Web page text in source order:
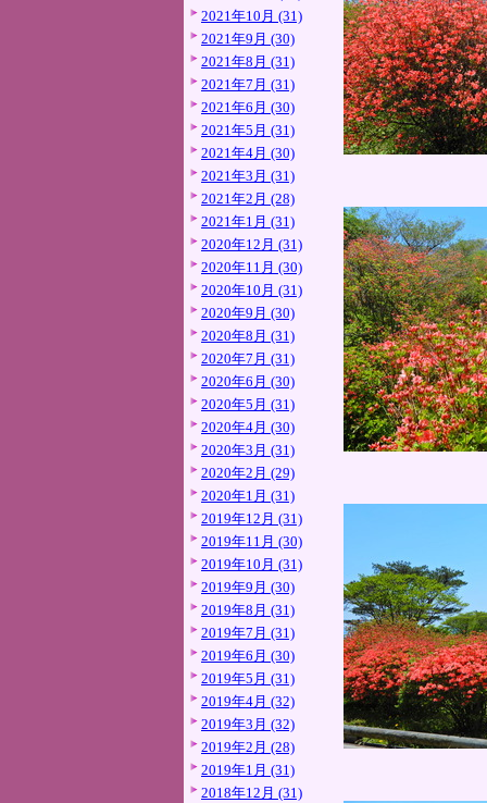
2021年10月 (31)
2021年9月 (30)
2021年8月 (31)
2021年7月 (31)
2021年6月 (30)
2021年5月 (31)
2021年4月 (30)
2021年3月 (31)
2021年2月 (28)
2021年1月 (31)
2020年12月 (31)
2020年11月 (30)
2020年10月 (31)
2020年9月 (30)
2020年8月 (31)
2020年7月 (31)
2020年6月 (30)
2020年5月 (31)
2020年4月 (30)
2020年3月 (31)
2020年2月 (29)
2020年1月 (31)
2019年12月 (31)
2019年11月 (30)
2019年10月 (31)
2019年9月 (30)
2019年8月 (31)
2019年7月 (31)
2019年6月 (30)
2019年5月 (31)
2019年4月 (32)
2019年3月 (32)
2019年2月 (28)
2019年1月 (31)
2018年12月 (31)